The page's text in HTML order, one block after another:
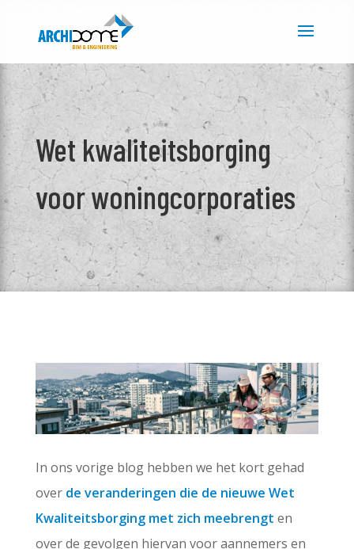
Wet kwaliteitsborging
voor woningcorporaties
In ons vorige blog hebben we het kort gehad
over de veranderingen die de nieuwe Wet
Kwaliteitsborging met zich meebrengt en
over de gevolgen hiervan voor aannemers en